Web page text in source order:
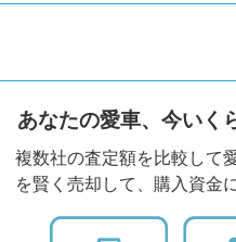
あなたの愛車、今いく
複数社の査定額を比較して
を賢く売却して、購入資金